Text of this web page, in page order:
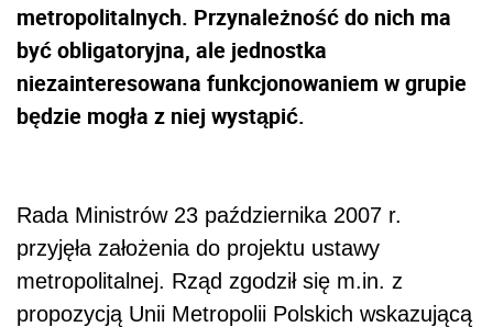
metropolitalnych. Przynależność do nich ma
być obligatoryjna, ale jednostka
niezainteresowana funkcjonowaniem w grupie
będzie mogła z niej wystąpić.
Rada Ministrów 23 października 2007 r.
przyjęła założenia do projektu ustawy
metropolitalnej. Rząd zgodził się m.in. z
propozycją Unii Metropolii Polskich wskazującą